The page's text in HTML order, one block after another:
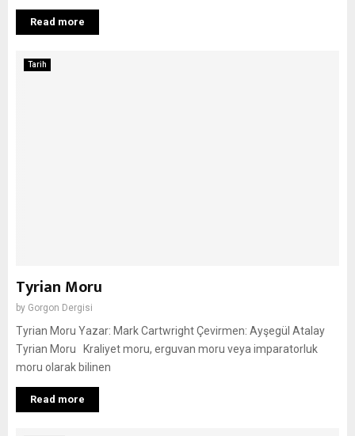
Read more
Tarih
Tyrian Moru
by Gorgon Dergisi
Tyrian Moru Yazar: Mark Cartwright Çevirmen: Ayşegül Atalay
Tyrian Moru Kraliyet moru, erguvan moru veya imparatorluk
moru olarak bilinen
Read more